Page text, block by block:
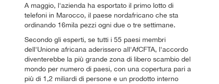
A maggio, l'azienda ha esportato il primo lotto di
telefoni in Marocco, il paese nordafricano che sta
ordinando 16mila pezzi ogni due o tre settimane.
Secondo gli esperti, se tutti i 55 paesi membri
dell'Unione africana aderissero all'AfCFTA, l'accordo
diventerebbe la più grande zona di libero scambio del
mondo per numero di paesi, con una copertura pari a
più di 1,2 miliardi di persone e un prodotto interno